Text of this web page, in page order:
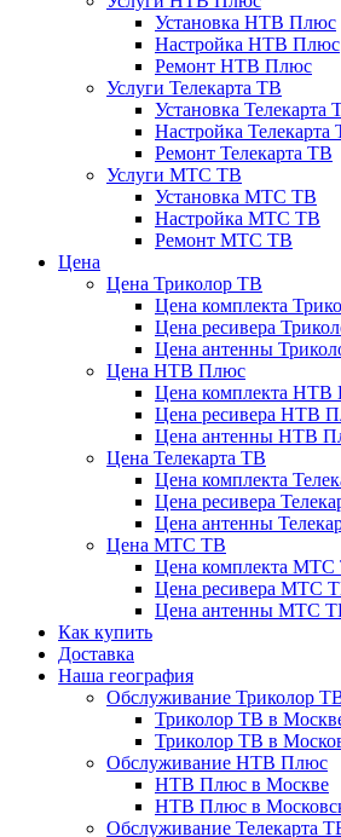
Установка НТВ Плюс
Настройка НТВ Плюс
Ремонт НТВ Плюс
Услуги Телекарта ТВ
Установка Телекарта
Настройка Телекарта
Ремонт Телекарта ТВ
Услуги МТС ТВ
Установка МТС ТВ
Настройка МТС ТВ
Ремонт МТС ТВ
Цена
Цена Триколор ТВ
Цена комплекта
Цена ресивера
Цена антенны
Цена НТВ Плюс
Цена комплекта НТВ
Цена ресивера НТВ
Цена антенны НТВ
Цена Телекарта ТВ
Цена комплекта
Цена ресивера
Цена антенны
Цена МТС ТВ
Цена комплекта МТС
Цена ресивера МТС
Цена антенны МТС
Как купить
Доставка
Наша география
Обслуживание Триколор
Триколор ТВ в
Триколор ТВ в
Обслуживание НТВ Плюс
НТВ Плюс в Москве
НТВ Плюс в
Обслуживание Телекарта